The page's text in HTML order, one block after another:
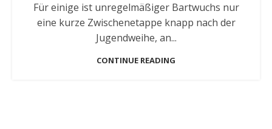
Für einige ist unregelmäßiger Bartwuchs nur
eine kurze Zwischenetappe knapp nach der
Jugendweihe, an...
CONTINUE READING